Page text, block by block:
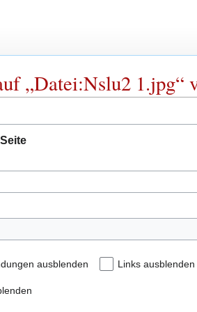
„Datei:Nslu2 1.jpg“
ausblenden Links ausblenden